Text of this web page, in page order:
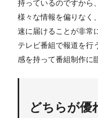
持っているのですから、
様々な情報を偏りなく
速に届けることが非常
テレビ番組で報道を行
感を持って番組制作に
どちらが優